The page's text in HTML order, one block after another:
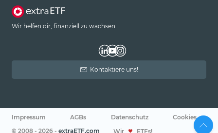
Wir helfen dir, finanziell zu wachsen.
Kontaktiere uns!
Impressum AGBs Datenschutz
Cookies
© 2008 - 2026 - extraETF.com Wir ETFs!